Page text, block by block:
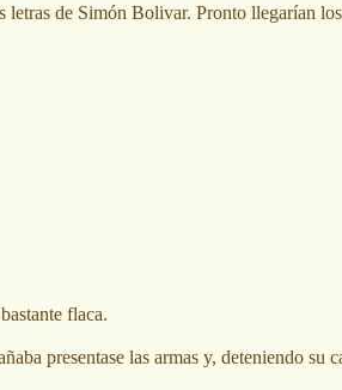
de Simón Bolivar. Pronto llegarían
flaca.
presentase las armas y, deteniendo su